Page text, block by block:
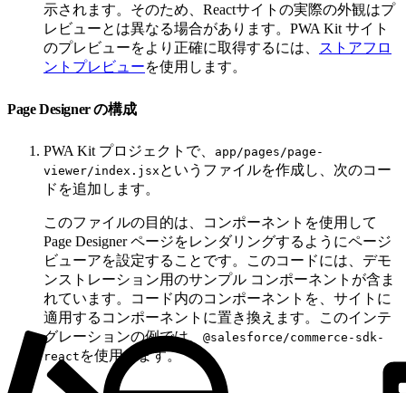
示されます。そのため、Reactサイトの実際の外観はプ
レビューとは異なる場合があります。PWA Kit サイト
のプレビューをより正確に取得するには、
ストアフロ
ントプレビューを使用します。
Page Designer の構成
PWA Kit プロジェクトで、
app/pages/page-
viewer/index.jsx というファイルを作成し、次のコー
ドを追加します。
このファイルの目的は、コンポーネントを使用して
Page Designer ページをレンダリングするようにページ
ビューアを設定することです。このコードには、デモ
ンストレーション用のサンプル コンポーネントが含ま
れています。コード内のコンポーネントを、サイトに
適用するコンポーネントに置き換えます。このインテ
グレーションの例では、 @salesforce/commerce-sdk-
react を使用します。